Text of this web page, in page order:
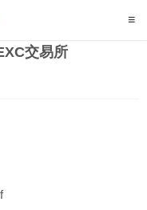
交易所